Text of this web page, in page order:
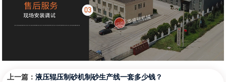
上一篇：液压辊压制砂机制砂生产线一套多少钱？